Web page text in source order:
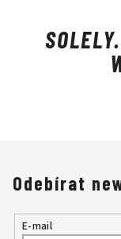
Odebírat
E-mail